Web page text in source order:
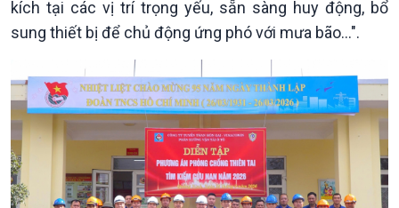
Văn hoá & Du lịch
Multimedia
kích tại các vị trí trọng yếu, sẵn sàng huy động, bổ
sung thiết bị để chủ động ứng phó với mưa bão...".